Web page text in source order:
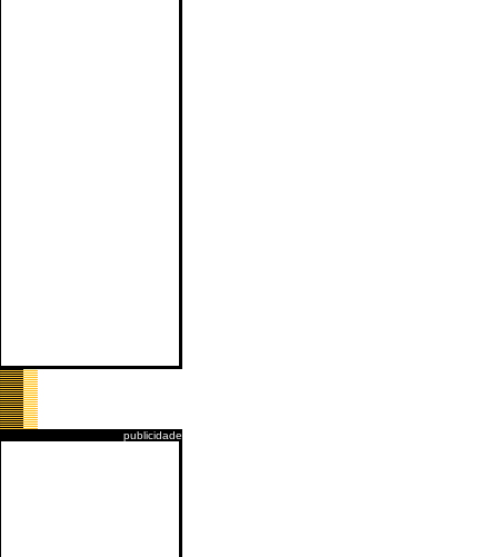
publicidade